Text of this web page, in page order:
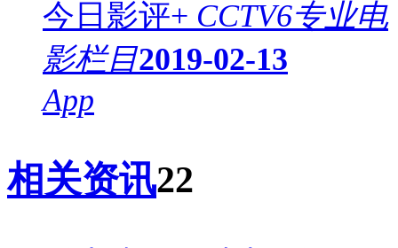
今日影评+ CCTV6专业电
影栏目2019-02-13
App
相关资讯22